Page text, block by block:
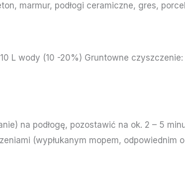
marmur, podłogi ceramiczne, gres,
L wody (10 -20%) Gruntowne
na podłogę, pozostawić na ok. 2 – 5
(wypłukanym mopem, odpowiednim